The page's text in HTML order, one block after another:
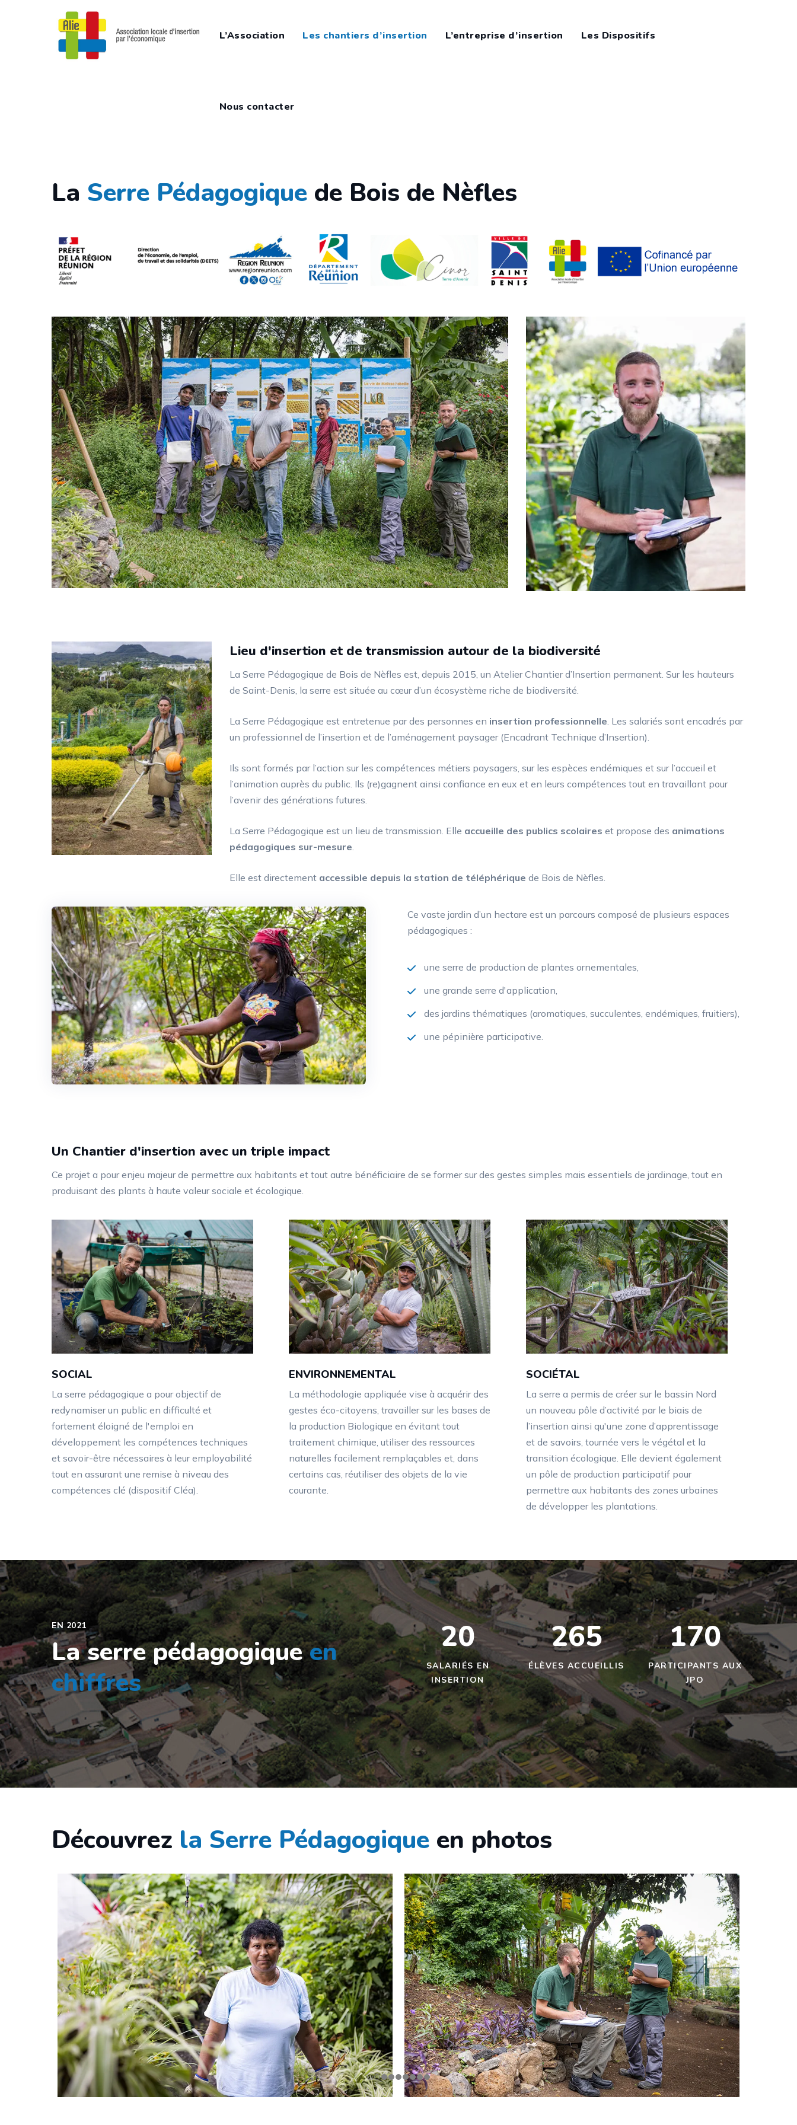
L’Association Les chantiers d’insertion L’entreprise d’insertion Les Dispositifs
Nous contacter
La Serre Pédagogique de Bois de Nèfles
Lieu d'insertion et de transmission autour de la biodiversité
La Serre Pédagogique de Bois de Nèfles est, depuis 2015, un Atelier Chantier d’Insertion permanent. Sur les hauteurs
de Saint-Denis, la serre est située au cœur d’un écosystème riche de biodiversité.
La Serre Pédagogique est entretenue par des personnes en insertion professionnelle . Les salariés sont encadrés par
un professionnel de l’insertion et de l’aménagement paysager (Encadrant Technique d’Insertion).
Ils sont formés par l’action sur les compétences métiers paysagers, sur les espèces endémiques et sur l’accueil et
l’animation auprès du public. Ils (re)gagnent ainsi confiance en eux et en leurs compétences tout en travaillant pour
l’avenir des générations futures.
La Serre Pédagogique est un lieu de transmission. Elle accueille des publics scolaires et propose des animations
pédagogiques sur-mesure
Elle est directement accessible depuis la station de téléphérique de Bois de Nèfles.
Ce vaste jardin d’un hectare est un parcours composé de plusieurs espaces
pédagogiques :
une serre de production de plantes ornementales,
une grande serre d'application,
des jardins thématiques (aromatiques, succulentes, endémiques, fruitiers),
une pépinière participative.
Un Chantier d'insertion avec un triple impact
Ce projet a pour enjeu majeur de permettre aux habitants et tout autre bénéficiaire de se former sur des gestes simples mais essentiels de jardinage, tout en
produisant des plants à haute valeur sociale et écologique.
SOCIAL
La serre pédagogique a pour objectif de
redynamiser un public en difficulté et
fortement éloigné de l'emploi en
développement les compétences techniques
et savoir-être nécessaires à leur employabilité
tout en assurant une remise à niveau des
compétences clé (dispositif Cléa).
ENVIRONNEMENTAL
La méthodologie appliquée vise à acquérir des
gestes éco-citoyens, travailler sur les bases de
la production Biologique en évitant tout
traitement chimique, utiliser des ressources
naturelles facilement remplaçables et, dans
certains cas, réutiliser des objets de la vie
courante.
SOCIÉTAL
La serre a permis de créer sur le bassin Nord
un nouveau pôle d’activité par le biais de
l’insertion ainsi qu'une zone d’apprentissage
et de savoirs, tournée vers le végétal et la
transition écologique. Elle devient également
un pôle de production participatif pour
permettre aux habitants des zones urbaines
de développer les plantations.
EN 2021
La serre pédagogiqueen
chiffres
20
SALARIÉS EN
INSERTION
265
ÉLÈVES ACCUEILLIS
170
PARTICIPANTS AUX
JPO
Découvrez la Serre Pédagogique en photos